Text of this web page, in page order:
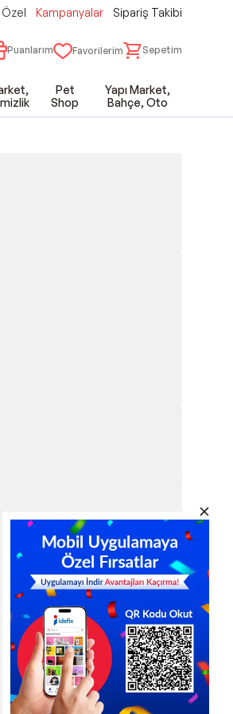
Kampanyalar Sipariş Takibi
Puanlarım Favorilerim Sepetim
Pet
Shop
Yapı Market,
Bahçe, Oto